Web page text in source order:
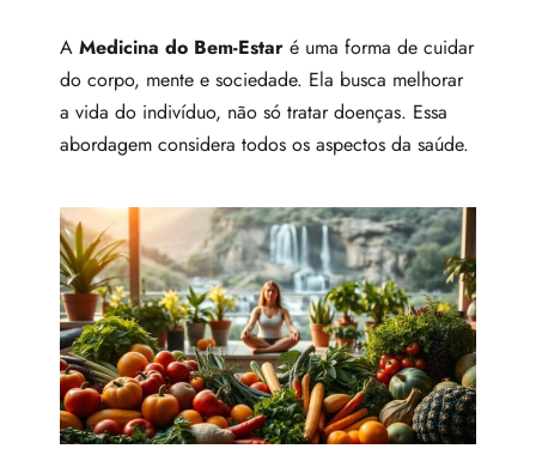
A Medicina do Bem-Estar é uma forma de cuidar
do corpo, mente e sociedade. Ela busca melhorar
a vida do indivíduo, não só tratar doenças. Essa
abordagem considera todos os aspectos da saúde.